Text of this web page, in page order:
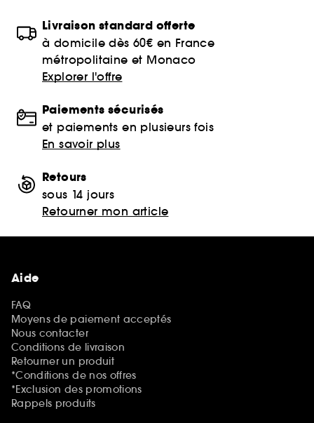
Livraison standard offerte
à domicile dès 60€ en France
métropolitaine et Monaco
Explorer l'offre
Paiements sécurisés
et paiements en plusieurs fois
En savoir plus
Retours
sous 14 jours
Retourner mon article
Aide
FAQ
Moyens de paiement acceptés
Nous contacter
Conditions de livraison
Retourner un produit
*Conditions de nos offres
*Exclusion des promotions
Rappels produits